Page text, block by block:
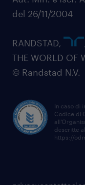
del 26/11/2004
RANDSTAD,
THE WORLD
© Randstad N.V.
In caso di
Codice di
descritte
https://